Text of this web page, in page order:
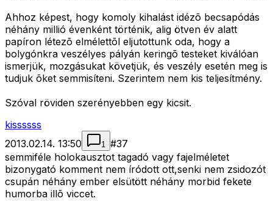
Ahhoz képest, hogy komoly kihalást idézõ becsapódás
néhány millió évenként történik, alig ötven év alatt
papíron létezõ elmélettõl eljutottunk oda, hogy a
bolygónkra veszélyes pályán keringõ testeket kiválóan
ismerjük, mozgásukat követjük, és veszély esetén meg is
tudjuk õket semmisíteni. Szerintem nem kis teljesítmény.
Szóval röviden szerényebben egy kicsit.
kissssss
2013.02.14. 13:50
1 #37
semmiféle holokausztot tagadó vagy fajelméletet
bizonygató komment nem íródott ott,senki nem zsidozót
csupán néhány ember elsütött néhány morbid fekete
humorba illõ viccet.